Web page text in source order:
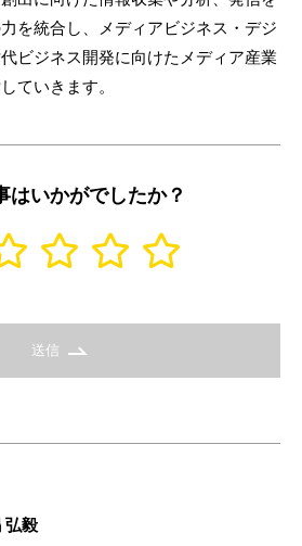
を統合し、メディアビジネス・デジ
ビジネス開発に向けたメディア産業
ていきます。
はいかがでしたか？
送信
弘毅